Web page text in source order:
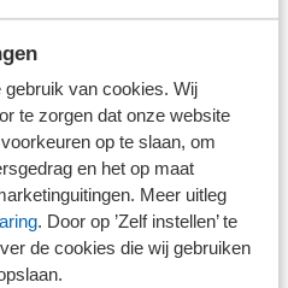
van cookies. Wij
te zorgen dat onze website
op te slaan, om
en het op maat
Meer uitleg
. Door op ’Zelf instellen’ te
de cookies die wij gebruiken
verzorgen wij
Een avond bowlen of
voorbeelden om op
met verschillende SRA-